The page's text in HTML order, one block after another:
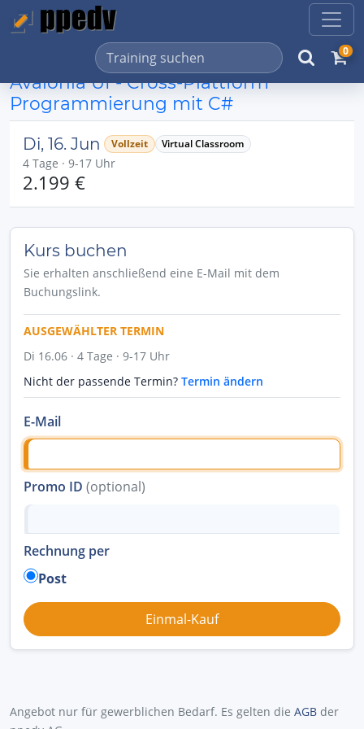
0
Avalonia UI - Cross-Plattform
Programmierung mit C#
Di, 16. Jun Vollzeit Virtual Classroom
4 Tage · 9-17 Uhr
2.199 €
Kurs buchen
Sie erhalten anschließend eine E-Mail mit dem
Buchungslink.
AUSGEWÄHLTER TERMIN
Di 16.06 · 4 Tage · 9-17 Uhr
Nicht der passende Termin? Termin ändern
E-Mail
Promo ID (optional)
Rechnung per
Post
Angebot nur für gewerblichen Bedarf. Es gelten die AGB der